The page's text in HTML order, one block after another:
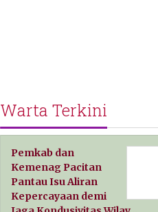
Warta Terkini
Pemkab dan
Kemenag Pacitan
Pantau Isu Aliran
Kepercayaan demi